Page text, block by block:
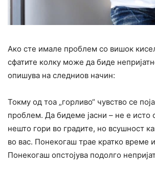
Ако сте имале проблем со вишок
сфатите колку може да биде
опишува на следниов начин:
Токму од тоа „горливо“ чувство се
проблем. Да бидеме јасни – не е исто
нешто гори во градите, но всушност
во вас. Понекогаш трае кратко време
Понекогаш опстојува подолго